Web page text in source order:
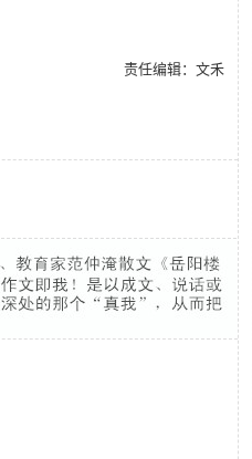
责任编辑：文禾